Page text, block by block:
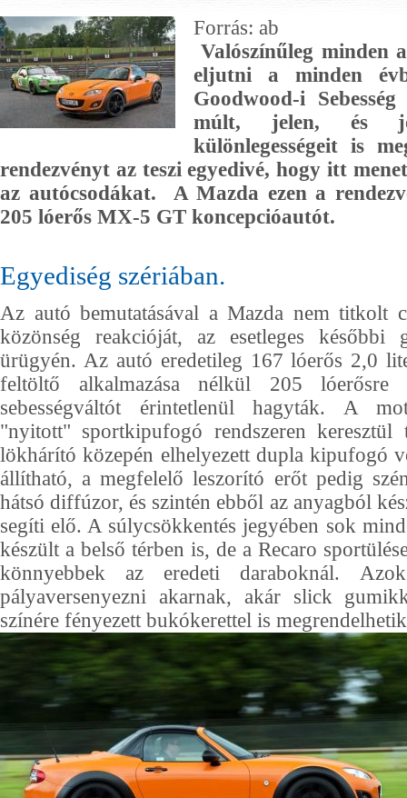
Forrás: ab
Valószínűleg minden
eljutni a minden
Goodwood-i
múlt, jelen, és
különlegességeit is
rendezvényt az teszi egyedivé, hogy itt
az autócsodákat. A Mazda ezen a
205 lóerős MX-5 GT koncepcióautót.
Egyediség szériában.
Az autó bemutatásával a Mazda nem titkolt
közönség reakcióját, az esetleges későbbi
ürügyén. Az autó eredetileg 167 lóerős 2,0
feltöltő alkalmazása nélkül 205
sebességváltót érintetlenül hagyták. A
"nyitott" sportkipufogó rendszeren
lökhárító közepén elhelyezett dupla kipufogó
állítható, a megfelelő leszorító erőt pedig
hátsó diffúzor, és szintén ebből az anyagból
segíti elő. A súlycsökkentés jegyében sok
készült a belső térben is, de a Recaro
könnyebbek az eredeti daraboknál.
pályaversenyezni akarnak, akár slick
színére fényezett bukókerettel is